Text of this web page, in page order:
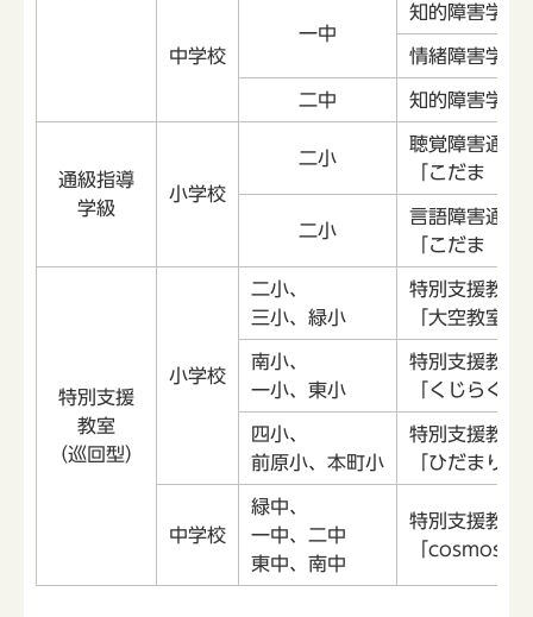
中学校
一中
知的障害学級
情緒障害学級
二中 知的障害学級
通級指導
学級
小学校
二小
聴覚障害通級
「こだま（
二小
言語障害通級
「こだま（
特別支援
教室
（巡回型）
小学校
二小、
三小、緑小
特別支援教室
「大空教室」
南小、
一小、東小
特別支援教室
「くじらぐも
四小、
前原小、本町小
特別支援教室
「ひだまり教
中学校
緑中、
一中、二中
東中、南中
特別支援教室
「cosmos教